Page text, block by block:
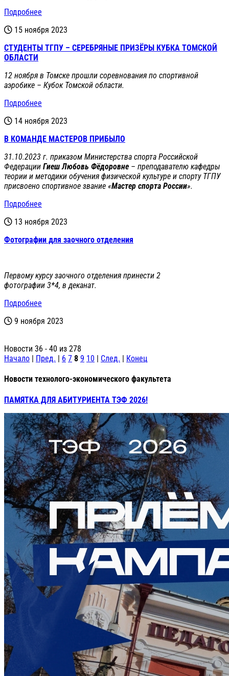
Подробнее
15 ноября 2023
СТУДЕНТЫ ТГПУ – СЕРЕБРЯНЫЕ ПРИЗЁРЫ КУБКА ТОМСКОЙ
ОБЛАСТИ
12 ноября в Томске прошли соревнования по спортивной
аэробике – Кубок Томской области.
Подробнее
14 ноября 2023
В КОМАНДЕ МАСТЕРОВ ПРИБЫЛО
31.10.2023 г. приказом Министерства спорта Российской
Федерации Гиеш Любовь Фёдоровне – преподавателю кафедры
теории и методики обучения физической культуре и спорту ТГПУ
присвоено спортивное звание «Мастер спорта России».
Подробнее
13 ноября 2023
Фотографии для заочного отделения
Первому курсу заочного отделения принести 2
фотографии 3*4, в деканат.
Подробнее
9 ноября 2023
Новости 36 - 40 из 278
Начало | Пред. | 6 7 8 9 10 | След. | Конец
Новости технолого-экономического факультета
ПАМЯТКА ДЛЯ АБИТУРИЕНТА ТЭФ 2026!